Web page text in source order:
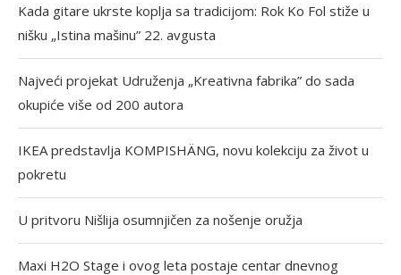
Kada gitare ukrste koplja sa tradicijom: Rok Ko Fol stiže u
nišku „Istina mašinu” 22. avgusta
Najveći projekat Udruženja „Kreativna fabrika” do sada
okupiće više od 200 autora
IKEA predstavlja KOMPISHÄNG, novu kolekciju za život u
pokretu
U pritvoru Nišlija osumnjičen za nošenje oružja
Maxi H2O Stage i ovog leta postaje centar dnevnog